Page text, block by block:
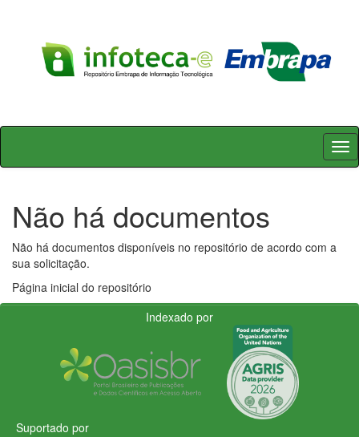
Skip
Não há documentos
Não há documentos disponíveis no repositório de acordo com a
sua solicitação.
Página inicial do repositório
Indexado por
Suportado por